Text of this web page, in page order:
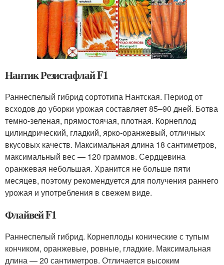
Нантик Резистафлай F1
Раннеспелый гибрид сортотипа Нантская. Период от
всходов до уборки урожая составляет 85–90 дней. Ботва
темно-зеленая, прямостоячая, плотная. Корнеплод
цилиндрический, гладкий, ярко-оранжевый, отличных
вкусовых качеств. Максимальная длина 18 сантиметров,
максимальный вес — 120 граммов. Сердцевина
оранжевая небольшая. Хранится не больше пяти
месяцев, поэтому рекомендуется для получения раннего
урожая и употребления в свежем виде.
Флайвей F1
Раннеспелый гибрид. Корнеплоды конические с тупым
кончиком, оранжевые, ровные, гладкие. Максимальная
длина — 20 сантиметров. Отличается высоким